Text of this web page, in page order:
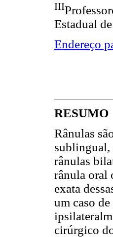
III
Estadual
Endereço
RESUMO
Rânulas
sublingual,
rânulas
rânula oral
exata
um caso
cirúrgico